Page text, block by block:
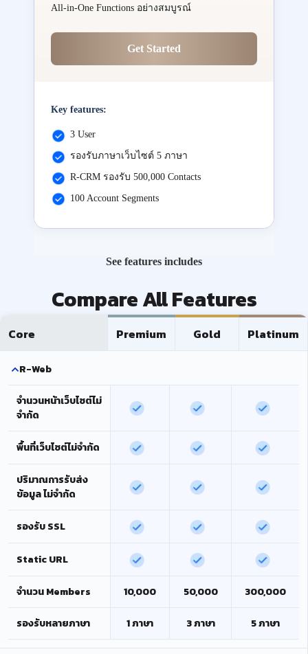
All-in-One Functions อย่างสมบูรณ์
Get Started
Key features:
3 User
รองรับภาษาเว็บไซต์ 5 ภาษา
R-CRM รองรับ 500,000 Contacts
100 Account Segments
See features includes
Compare All Features
Core Premium Gold Platinum
R-Web
จำนวนหน้าเว็บไซต์ไม่
จำกัด
พื้นที่เว็บไซต์ไม่จำกัด
ปริมาณการรับส่ง
ข้อมูล ไม่จำกัด
รองรับ SSL
Static URL
จำนวน Members 10,000 50,000 300,000
รองรับหลายภาษา 1 ภาษา 3 ภาษา 5 ภาษา